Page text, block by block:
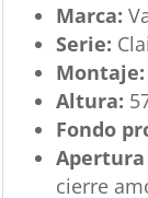
Marca:
Serie:
Montaje:
Altura:
Fondo
Apertura
cierre